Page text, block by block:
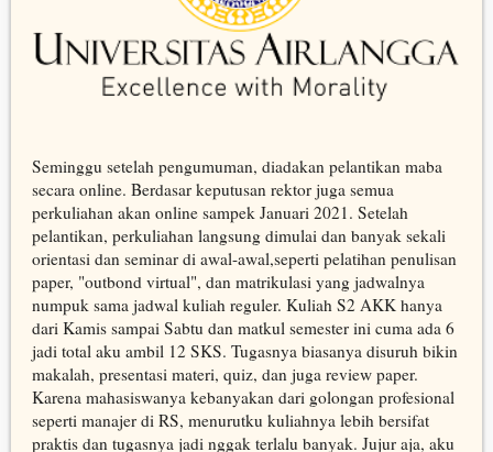
Seminggu setelah pengumuman, diadakan pelantikan maba
secara online. Berdasar keputusan rektor juga semua
perkuliahan akan online sampek Januari 2021. Setelah
pelantikan, perkuliahan langsung dimulai dan banyak sekali
orientasi dan seminar di awal-awal,seperti pelatihan penulisan
paper, "outbond virtual", dan matrikulasi yang jadwalnya
numpuk sama jadwal kuliah reguler. Kuliah S2 AKK hanya
dari Kamis sampai Sabtu dan matkul semester ini cuma ada 6
jadi total aku ambil 12 SKS. Tugasnya biasanya disuruh bikin
makalah, presentasi materi, quiz, dan juga review paper.
Karena mahasiswanya kebanyakan dari golongan profesional
seperti manajer di RS, menurutku kuliahnya lebih bersifat
praktis dan tugasnya jadi nggak terlalu banyak. Jujur aja, aku